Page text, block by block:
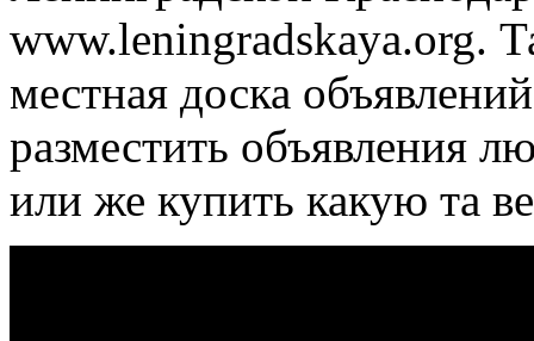
www.leningradskaya.org.
местная доска
разместить объявления
или же купить какую та